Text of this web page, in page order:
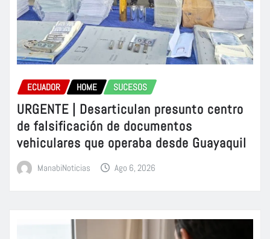
ECUADOR HOME SUCESOS
URGENTE | Desarticulan presunto centro
de falsificación de documentos
vehiculares que operaba desde Guayaquil
ManabiNoticias Ago 6, 2026